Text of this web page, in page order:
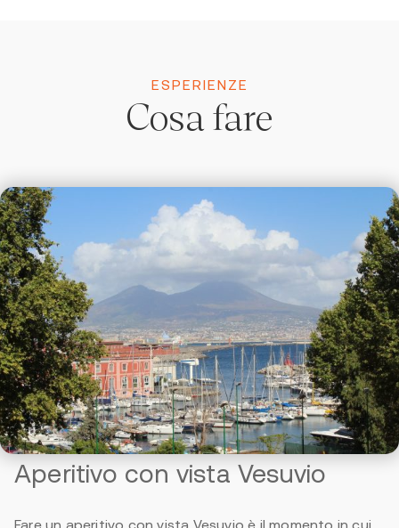
ESPERIENZE
Cosa fare
Aperitivo con vista Vesuvio
Fare un aperitivo con vista Vesuvio è il momento in cui